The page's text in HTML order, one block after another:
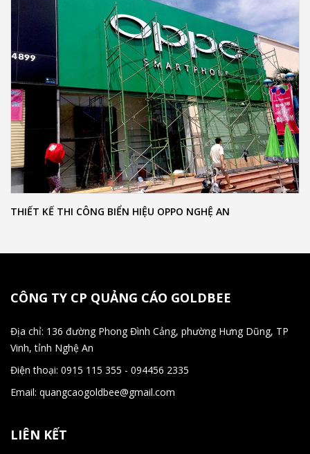
THIẾT KẾ THI CÔNG BIỂN HIỆU OPPO NGHỆ AN
CÔNG TY CP QUẢNG CÁO GOLDBEE
Địa chỉ: 136 đường Phong Đình Cảng, phường Hưng Dũng, TP
Vinh, tỉnh Nghệ An
Điện thoại: 0915 115 355 - 094456 2335
Email: quangcaogoldbee@gmail.com
LIÊN KẾT